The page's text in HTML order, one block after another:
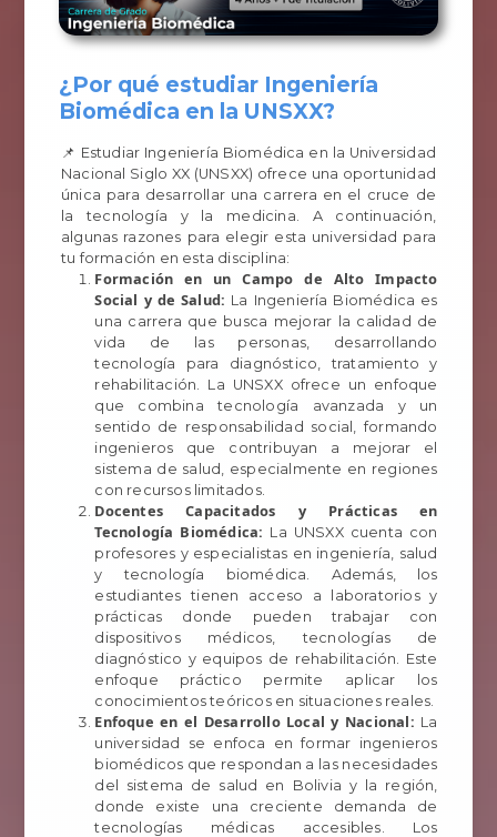
¿Por qué estudiar Ingeniería
Biomédica en la UNSXX?
📌 Estudiar Ingeniería Biomédica en la Universidad
Nacional Siglo XX (UNSXX) ofrece una oportunidad
única para desarrollar una carrera en el cruce de
la tecnología y la medicina. A continuación,
algunas razones para elegir esta universidad para
tu formación en esta disciplina:
Formación en un Campo de Alto Impacto
Social y de Salud: La Ingeniería Biomédica es
una carrera que busca mejorar la calidad de
vida de las personas, desarrollando
tecnología para diagnóstico, tratamiento y
rehabilitación. La UNSXX ofrece un enfoque
que combina tecnología avanzada y un
sentido de responsabilidad social, formando
ingenieros que contribuyan a mejorar el
sistema de salud, especialmente en regiones
con recursos limitados.
Docentes Capacitados y Prácticas en
Tecnología Biomédica: La UNSXX cuenta con
profesores y especialistas en ingeniería, salud
y tecnología biomédica. Además, los
estudiantes tienen acceso a laboratorios y
prácticas donde pueden trabajar con
dispositivos médicos, tecnologías de
diagnóstico y equipos de rehabilitación. Este
enfoque práctico permite aplicar los
conocimientos teóricos en situaciones reales.
Enfoque en el Desarrollo Local y Nacional: La
universidad se enfoca en formar ingenieros
biomédicos que respondan a las necesidades
del sistema de salud en Bolivia y la región,
donde existe una creciente demanda de
tecnologías médicas accesibles. Los